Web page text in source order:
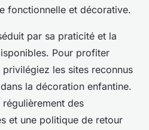
fonctionnelle et décorative.
par sa praticité et la
Pour profiter
les sites reconnus
la décoration enfantine.
des
et une politique de retour